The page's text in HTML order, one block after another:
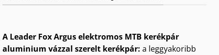
A Leader Fox Argus elektromos MTB kerékpár
aluminium vázzal szerelt kerékpár: a leggyakoribb